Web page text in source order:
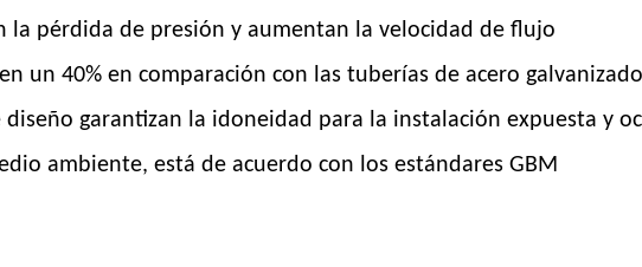
la pérdida de presión y aumentan la velocidad de flujo
un 40% en comparación con las tuberías de acero
diseño garantizan la idoneidad para la instalación expuesta y
ambiente, está de acuerdo con los estándares GBM